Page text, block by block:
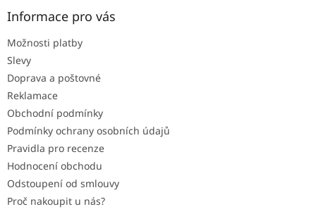
Informace pro vás
Možnosti platby
Slevy
Doprava a poštovné
Reklamace
Obchodní podmínky
Podmínky ochrany osobních údajů
Pravidla pro recenze
Hodnocení obchodu
Odstoupení od smlouvy
Proč nakoupit u nás?